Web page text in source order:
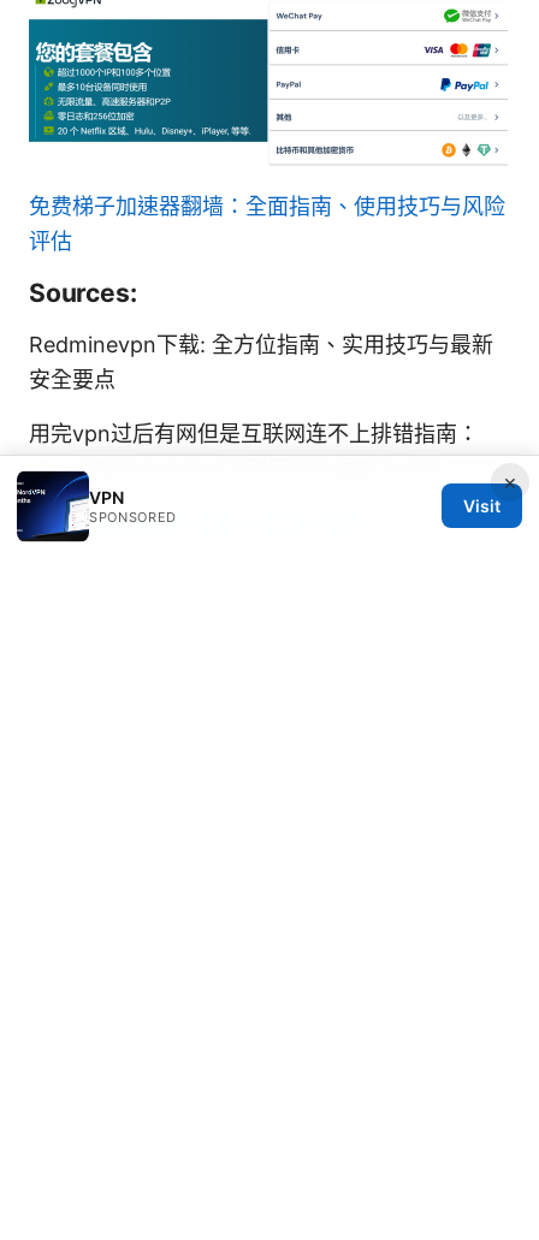
免费梯子加速器翻墙：全面指南、使用技巧与风险
评估
Sources:
Redminevpn下载: 全方位指南、实用技巧与最新
安全要点
用完vpn过后有网但是互联网连不上排错指南：
VPN连接后无法访问互联网的全面解决方案 2026
Free online pdf editor sejda 2026
×
VPN
SPONSORED
Visit